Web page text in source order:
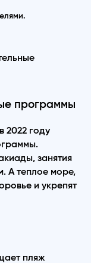
программы
2022 году
занятия
А теплое море,
и укрепят
пляж